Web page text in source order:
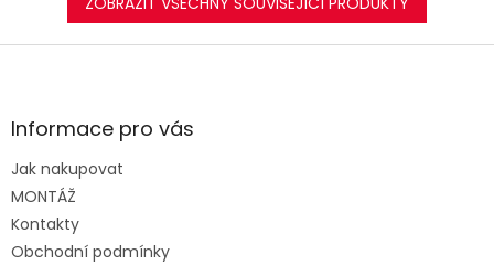
Z
aInformace pro vás
Jak nakupovat
MONTÁŽ
Kontakty
Obchodní podmínky